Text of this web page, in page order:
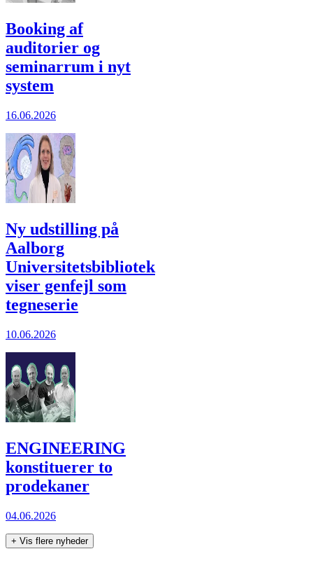
Booking af
auditorier og
seminarrum i nyt
system
16.06.2026
Ny udstilling på
Aalborg
Universitetsbibliotek
viser genfejl som
tegneserie
10.06.2026
ENGINEERING
konstituerer to
prodekaner
04.06.2026
+ Vis flere nyheder